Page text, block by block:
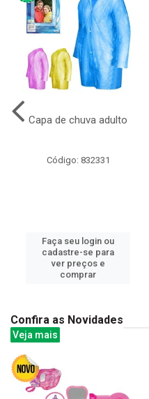
Capa de chuva adulto
Código: 832331
Faça seu login ou
cadastre-se para
ver preços e
comprar
Confira as Novidades
Veja mais